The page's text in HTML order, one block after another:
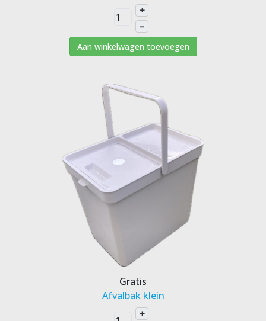
+
–
Aan winkelwagen toevoegen
Gratis
Afvalbak klein
+